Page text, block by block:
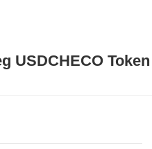
USDCHECO Token